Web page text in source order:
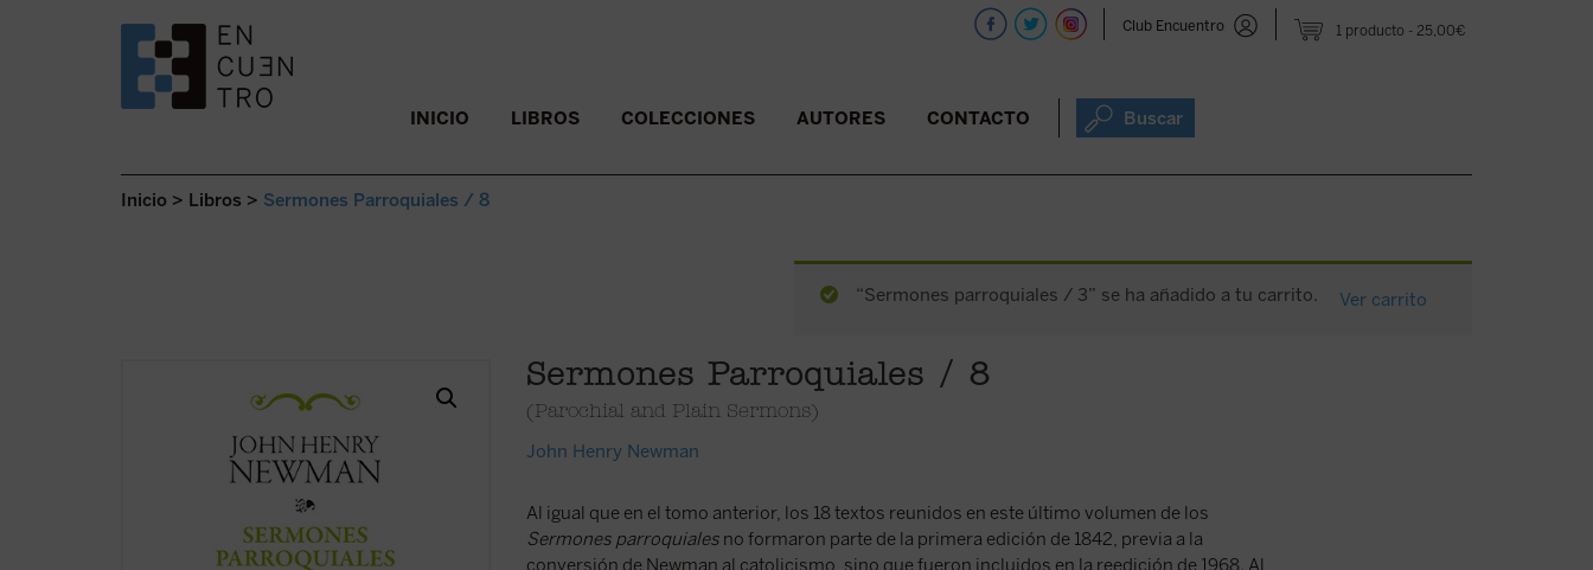
1 producto 25,00€
Club Encuentro
SALTAR AL CONTENIDO. INICIO LIBROS COLECCIONES AUTORES CONTACTO Buscar
Inicio > Libros > Sermones Parroquiales / 8
“Sermones parroquiales / 3” se ha añadido a tu carrito. Ver carrito
Sermones Parroquiales / 8
(Parochial and Plain Sermons)
John Henry Newman
Al igual que en el tomo anterior, los 18 textos reunidos en este último volumen de los
Sermones parroquialesno formaron parte de la primera edición de 1842, previa a la
conversión de Newman al catolicismo, sino que fueron incluidos en la reedición de 1968. Al